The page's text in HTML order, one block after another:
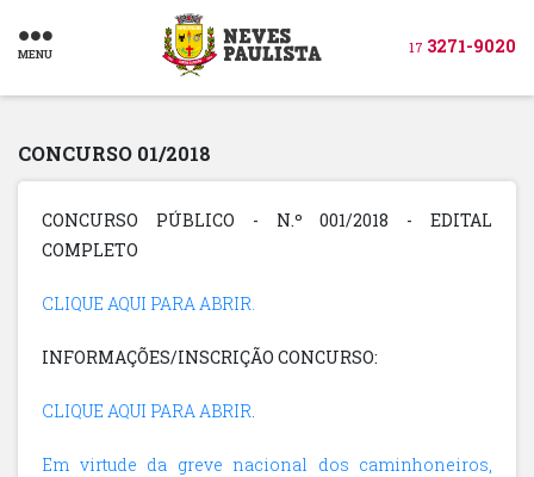
MENU 17 3271-9020
CONCURSO 01/2018
CONCURSO PÚBLICO - N.º 001/2018 - EDITAL
COMPLETO
CLIQUE AQUI PARA ABRIR.
INFORMAÇÕES/INSCRIÇÃO CONCURSO:
CLIQUE AQUI PARA ABRIR.
Em virtude da greve nacional dos caminhoneiros,